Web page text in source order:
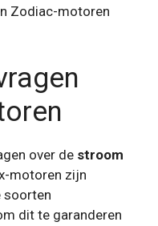
Zodiac-motoren
over de stroom
motoren zijn
soorten
dit te garanderen